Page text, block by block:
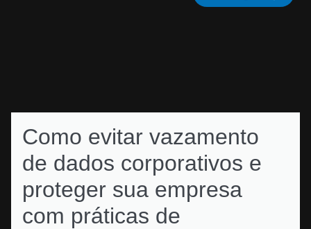
Como evitar vazamento
de dados corporativos e
proteger sua empresa
com práticas de